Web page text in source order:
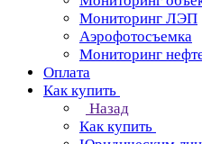
Мониторинг ЛЭП
Аэрофотосъемка
Мониторинг
Оплата
Как купить
Назад
Как купить